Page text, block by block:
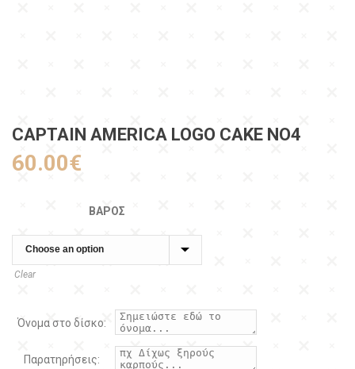
CAPTAIN AMERICA LOGO CAKE NO4
60.00€
ΒΆΡΟΣ
Clear
Όνομα στο δίσκο:
Παρατηρήσεις: